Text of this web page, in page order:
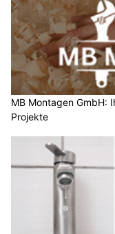
MB Montagen GmbH:
Projekte